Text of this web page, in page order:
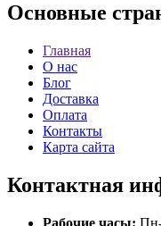
Основные
Главная
О нас
Блог
Доставка
Оплата
Контакты
Карта сайта
Контактная